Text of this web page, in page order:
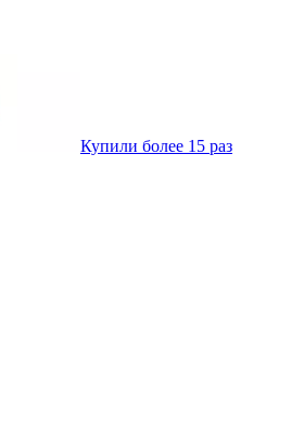
Купили более 15 раз